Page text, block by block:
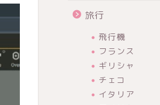
旅行
飛行機
フランス
ギリシャ
チェコ
イタリア